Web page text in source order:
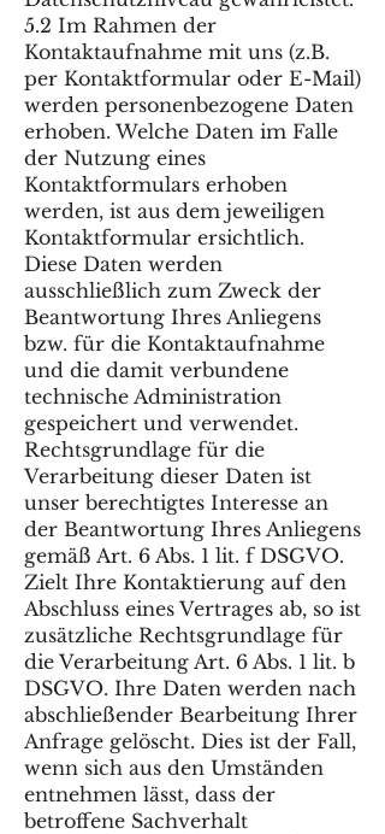
5.2 Im Rahmen der
Kontaktaufnahme mit uns (z.B.
per Kontaktformular oder E-Mail)
werden personenbezogene Daten
erhoben. Welche Daten im Falle
der Nutzung eines
Kontaktformulars erhoben
werden, ist aus dem jeweiligen
Kontaktformular ersichtlich.
Diese Daten werden
ausschließlich zum Zweck der
Beantwortung Ihres Anliegens
bzw. für die Kontaktaufnahme
und die damit verbundene
technische Administration
gespeichert und verwendet.
Rechtsgrundlage für die
Verarbeitung dieser Daten ist
unser berechtigtes Interesse an
der Beantwortung Ihres Anliegens
gemäß Art. 6 Abs. 1 lit. f DSGVO.
Zielt Ihre Kontaktierung auf den
Abschluss eines Vertrages ab, so ist
zusätzliche Rechtsgrundlage für
die Verarbeitung Art. 6 Abs. 1 lit. b
DSGVO. Ihre Daten werden nach
abschließender Bearbeitung Ihrer
Anfrage gelöscht. Dies ist der Fall,
wenn sich aus den Umständen
entnehmen lässt, dass der
betroffene Sachverhalt